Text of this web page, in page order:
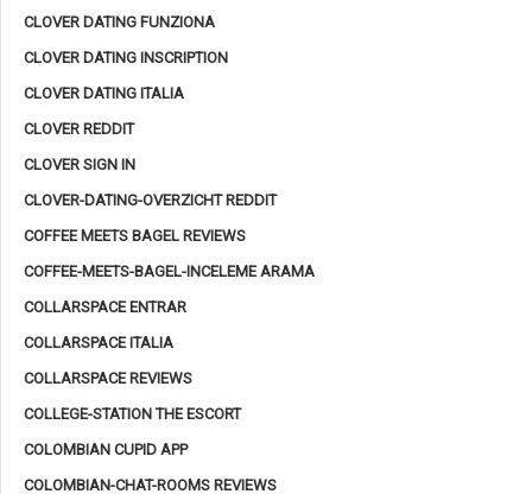
CLOVER DATING FUNZIONA
CLOVER DATING INSCRIPTION
CLOVER DATING ITALIA
CLOVER REDDIT
CLOVER SIGN IN
CLOVER-DATING-OVERZICHT REDDIT
COFFEE MEETS BAGEL REVIEWS
COFFEE-MEETS-BAGEL-INCELEME ARAMA
COLLARSPACE ENTRAR
COLLARSPACE ITALIA
COLLARSPACE REVIEWS
COLLEGE-STATION THE ESCORT
COLOMBIAN CUPID APP
COLOMBIAN-CHAT-ROOMS REVIEWS